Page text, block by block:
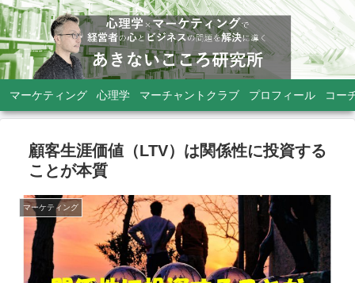
マーケティング 心理学 マーチャントクラブ プロフィール コー
顧客生涯価値（LTV）は関係性に投資する
ことが本質
マーケティング